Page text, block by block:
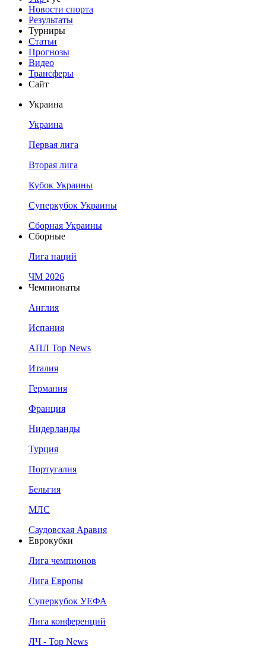
Новости спорта
Результаты
Турниры
Статьи
Прогнозы
Видео
Трансферы
Сайт
Украина
Украина
Первая лига
Вторая лига
Кубок Украины
Суперкубок Украины
Сборная Украины
Сборные
Лига наций
ЧМ 2026
Чемпионаты
Англия
Испания
АПЛ Top News
Италия
Германия
Франция
Нидерланды
Турция
Португалия
Бельгия
МЛС
Саудовская Аравия
Еврокубки
Лига чемпионов
Лига Европы
Суперкубок УЕФА
Лига конференций
ЛЧ - Top News